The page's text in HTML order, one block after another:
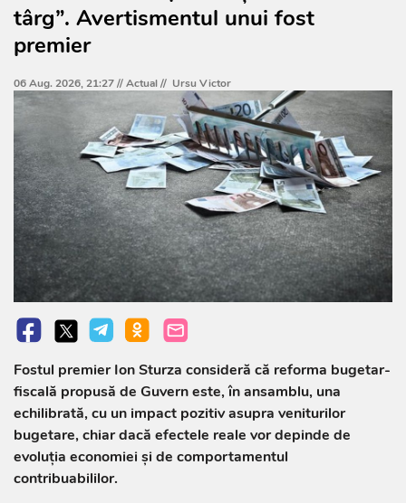
târg”. Avertismentul unui fost
premier
06 Aug. 2026, 21:27 //Actual// Ursu Victor
Fostul premier Ion Sturza consideră că reforma bugetar-
fiscală propusă de Guvern este, în ansamblu, una
echilibrată, cu un impact pozitiv asupra veniturilor
bugetare, chiar dacă efectele reale vor depinde de
evoluția economiei și de comportamentul
contribuabililor.